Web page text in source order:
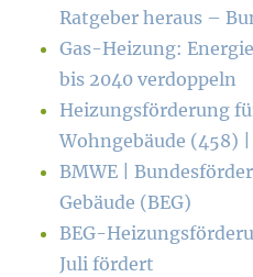
Ratgeber heraus –
Gas-Heizung:
bis 2040 verdoppeln
Heizungsförderung
Wohngebäude (458)
BMWE |
Gebäude (BEG)
BEG-
Juli fördert